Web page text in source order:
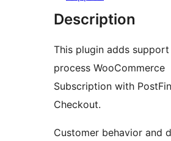
Description
This plugin adds
process WooCommerce
Subscription with
Checkout.
Customer behavior and